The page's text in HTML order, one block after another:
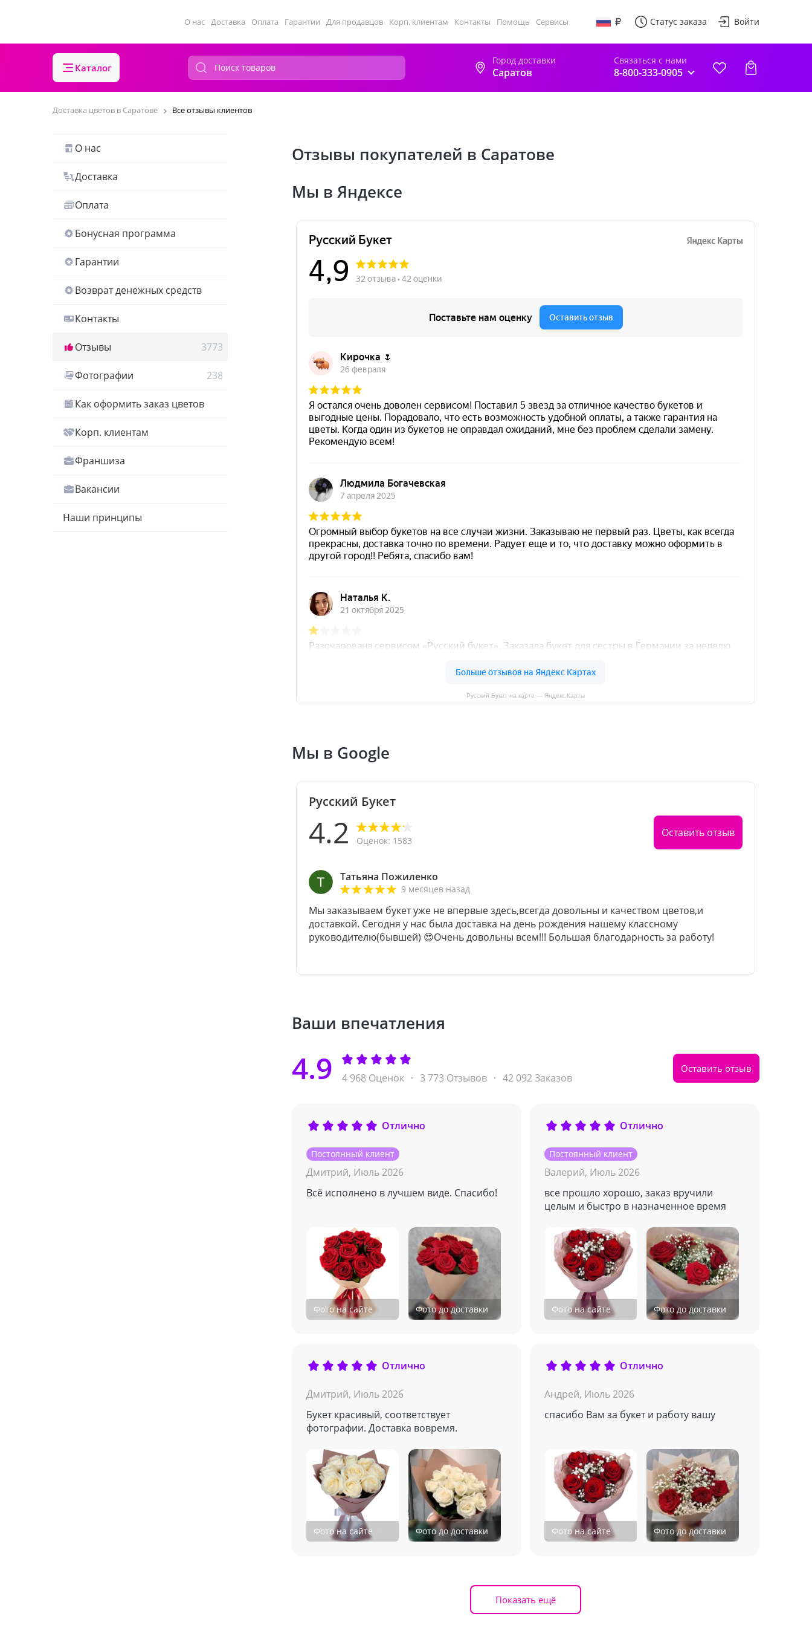
О нас Доставка Оплата Гарантии Для продавцов Корп. клиентам Контакты Помощь Сервисы Статус заказа Войти
Каталог
Город доставки
Саратов
Связаться с нами
8-800-333-0905
Доставка цветов в Саратове Все отзывы клиентов
О нас
Доставка
Оплата
Бонусная программа
Гарантии
Возврат денежных средств
Контакты
Отзывы 3773
Фотографии 238
Как оформить заказ цветов
Корп. клиентам
Франшиза
Вакансии
Наши принципы
Отзывы покупателей в Саратове
Мы в Яндексе
Русский Букет на карте — Яндекс.Карты
Мы в Google
Русский Букет
4.2 Оценок: 1583
Оставить отзыв
Татьяна Пожиленко
9 месяцев назад
Мы заказываем букет уже не впервые здесь,всегда довольны и качеством цветов,и
доставкой. Сегодня у нас была доставка на день рождения нашему классному
руководителю(бывшей) 😍Очень довольны всем!!! Большая благодарность за работу!
Ваши впечатления
4.9 4 968 Оценок 3 773 Отзывов 42 092 Заказов
Оставить отзыв
Отлично
Постоянный клиент
Дмитрий, Июль 2026
Всё исполнено в лучшем виде. Спасибо!
Фото на сайте Фото до доставки
Отлично
Постоянный клиент
Валерий, Июль 2026
все прошло хорошо, заказ вручили
целым и быстро в назначенное время
Фото на сайте Фото до доставки
Отлично
Дмитрий, Июль 2026
Букет красивый, соответствует
фотографии. Доставка вовремя.
Фото на сайте Фото до доставки
Отлично
Андрей, Июль 2026
спасибо Вам за букет и работу вашу
Фото на сайте Фото до доставки
Показать ещё